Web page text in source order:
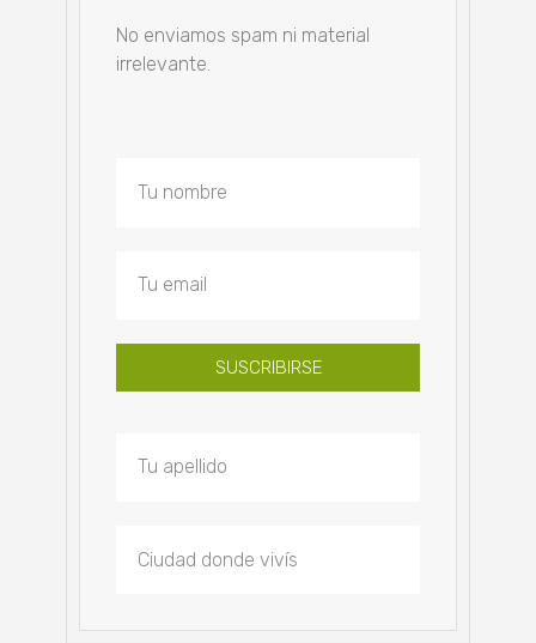
No enviamos spam ni material
irrelevante.
SUSCRIBIRSE